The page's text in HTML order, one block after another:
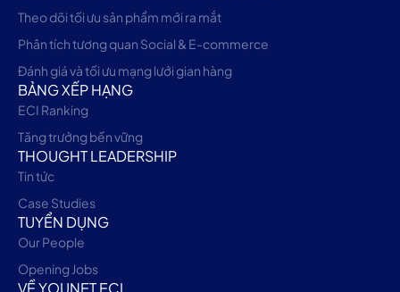
Theo dõi tối ưu sản phẩm mới ra mắt
Phân tích tương quan Social & E-commerce
Đánh giá và tối ưu mạng lưới gian hàng
BẢNG XẾP HẠNG
ECI Ranking
Tăng trưởng bền vững
THOUGHT LEADERSHIP
Tin tức
Case Studies
TUYỂN DỤNG
Our People
Opening Jobs